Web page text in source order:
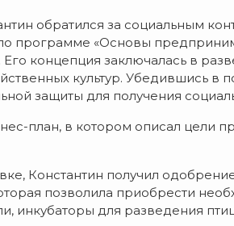
обратился за социальным
программе «Основы
концепция заключалась в
культур. Убедившись в
защиты для получения
план, в котором описал цели
Константин получил
позволила приобрести
инкубаторы для разведения